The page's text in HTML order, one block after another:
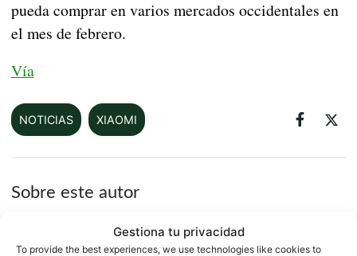
Gestiona tu privacidad
To provide the best experiences, we use technologies like cookies to
pueda comprar en varios mercados occidentales en
el mes de febrero.
Vía
NOTICIAS XIAOMI
Sobre este autor